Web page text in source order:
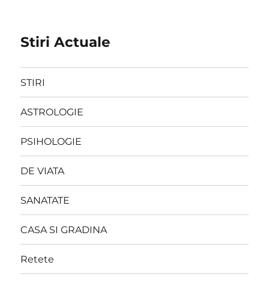
Stiri Actuale
STIRI
ASTROLOGIE
PSIHOLOGIE
DE VIATA
SANATATE
CASA SI GRADINA
Retete